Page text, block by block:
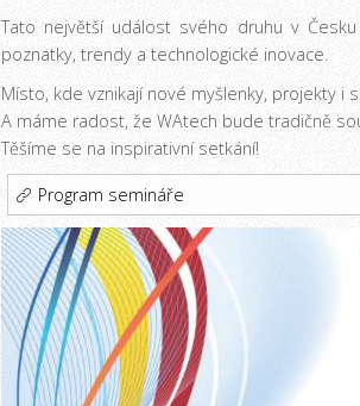
Tato největší událost svého druhu v
poznatky, trendy a technologické inovace.
Místo, kde vznikají nové myšlenky, projekty i
A máme radost, že WAtech bude tradičně
Těšíme se na inspirativní setkání!
Program semináře